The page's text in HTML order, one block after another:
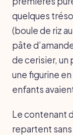
quelques
(boule de riz
pâte
de cerisier,
une figurine
enfants
Le contenant
repartent